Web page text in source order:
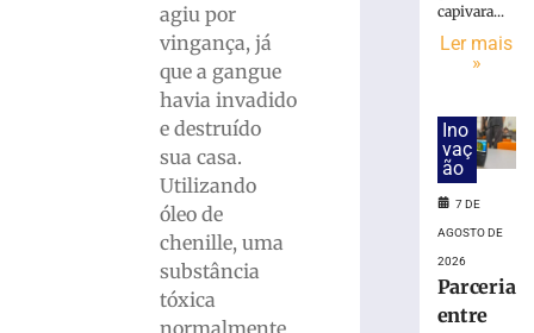
agiu por
vingança, já
que a gangue
havia invadido
e destruído
sua casa.
Utilizando
óleo de
chenille, uma
substância
tóxica
normalmente
Polícia
quilos
drogas
Gaspar
capivara...
Ler mais
»
Ino
vaç
ão
7 DE
AGOSTO DE
2026
Parceria
entre